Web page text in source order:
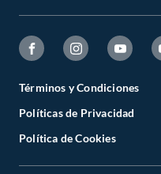
Términos y Condiciones
Políticas de Privacidad
Política de Cookies